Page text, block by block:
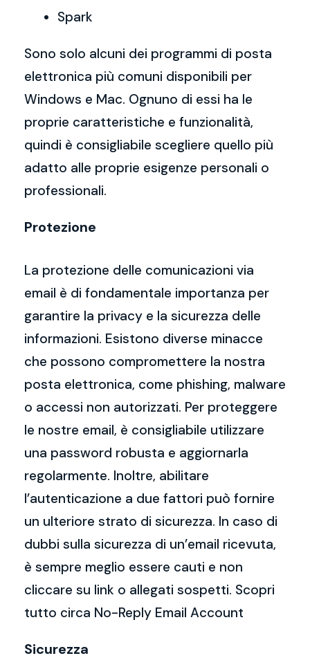
Spark
Sono solo alcuni dei programmi di posta
elettronica più comuni disponibili per
Windows e Mac. Ognuno di essi ha le
proprie caratteristiche e funzionalità,
quindi è consigliabile scegliere quello più
adatto alle proprie esigenze personali o
professionali.
Protezione
La protezione delle comunicazioni via
email è di fondamentale importanza per
garantire la privacy e la sicurezza delle
informazioni. Esistono diverse minacce
che possono compromettere la nostra
posta elettronica, come phishing, malware
o accessi non autorizzati. Per proteggere
le nostre email, è consigliabile utilizzare
una password robusta e aggiornarla
regolarmente. Inoltre, abilitare
l’autenticazione a due fattori può fornire
un ulteriore strato di sicurezza. In caso di
dubbi sulla sicurezza di un’email ricevuta,
è sempre meglio essere cauti e non
cliccare su link o allegati sospetti. Scopri
tutto circa No-Reply Email Account
Sicurezza